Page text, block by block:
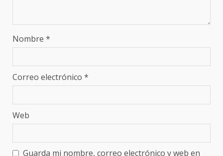
Nombre *
Correo electrónico *
Web
Guarda mi nombre, correo electrónico y web en